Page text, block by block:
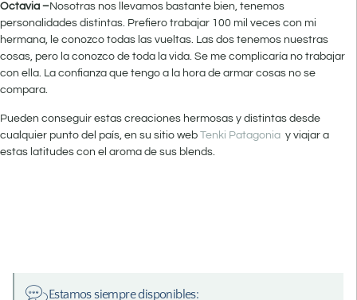
Octavia –Nosotras nos llevamos bastante bien, tenemos
personalidades distintas. Prefiero trabajar 100 mil veces con mi
hermana, le conozco todas las vueltas. Las dos tenemos nuestras
cosas, pero la conozco de toda la vida. Se me complicaría no trabajar
con ella. La confianza que tengo a la hora de armar cosas no se
compara.
Pueden conseguir estas creaciones hermosas y distintas desde
cualquier punto del país, en su sitio web Tenki Patagonia y viajar a
estas latitudes con el aroma de sus blends.
Estamos siempre disponibles: